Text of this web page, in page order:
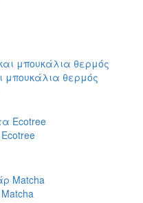
μπουκάλια θερμός